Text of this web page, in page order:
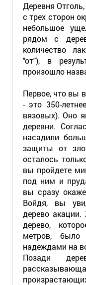
Деревня
с трех сторон
небольшое
рядом с
количество
"от"), в
произошло
Первое, что вы
- это 350-
вязовых). Оно
деревни.
насадили
защиты от
осталось
вы пройдете
под ним и
вы сразу
Войдя, вы
дерево акации.
дерево,
метров,
надеждами на
Позади